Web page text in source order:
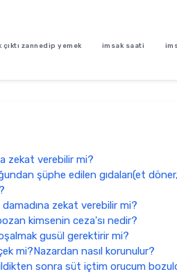
çıktı zannedip yemek imsak saati
zekat verebilir mi?
şüphe edilen gıdaları(et
damadına zekat verebilir mi?
kimsenin ceza'sı nedir?
gusül gerektirir mi?
mi?Nazardan nasıl korunulur?
sonra süt içtim orucum